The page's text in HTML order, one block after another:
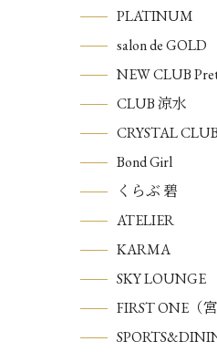
PLATINUM
salon de GOLD
NEW CLUB
CLUB 涼水
CRYSTAL CLUB
Bond Girl
くらぶ 碧
ATELIER
KARMA
SKY LOUNGE
FIRST ONE（